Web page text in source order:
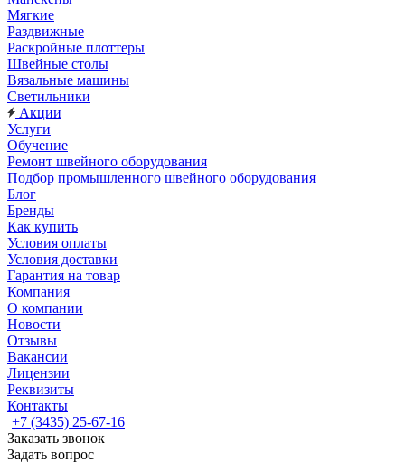
Мягкие
Раздвижные
Раскройные плоттеры
Швейные столы
Вязальные машины
Светильники
Акции
Услуги
Обучение
Ремонт швейного оборудования
Подбор промышленного швейного оборудования
Блог
Бренды
Как купить
Условия оплаты
Условия доставки
Гарантия на товар
Компания
О компании
Новости
Отзывы
Вакансии
Лицензии
Реквизиты
Контакты
+7 (3435) 25-67-16
Заказать звонок
Задать вопрос